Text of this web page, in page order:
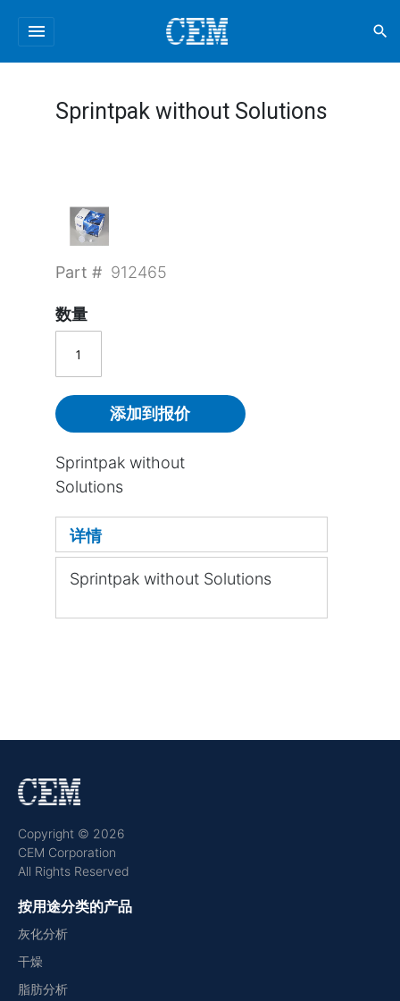
menu search
Sprintpak without Solutions
Part # 912465
数量
添加到报价
Sprintpak without
Solutions
详情
Sprintpak without Solutions
Copyright © 2026
CEM Corporation
All Rights Reserved
按用途分类的产品
灰化分析
干燥
脂肪分析